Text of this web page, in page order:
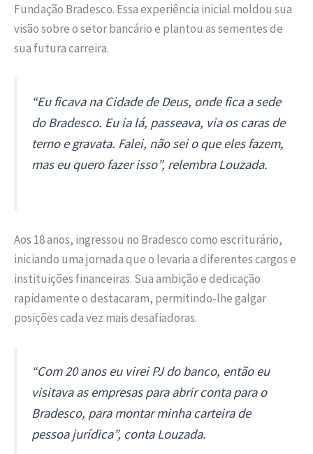
Fundação Bradesco. Essa experiência inicial moldou sua
visão sobre o setor bancário e plantou as sementes de
sua futura carreira.
“Eu ficava na Cidade de Deus, onde fica a sede
do Bradesco. Eu ia lá, passeava, via os caras de
terno e gravata. Falei, não sei o que eles fazem,
mas eu quero fazer isso”, relembra Louzada.
Aos 18 anos, ingressou no Bradesco como escriturário,
iniciando uma jornada que o levaria a diferentes cargos e
instituições financeiras. Sua ambição e dedicação
rapidamente o destacaram, permitindo-lhe galgar
posições cada vez mais desafiadoras.
“Com 20 anos eu virei PJ do banco, então eu
visitava as empresas para abrir conta para o
Bradesco, para montar minha carteira de
pessoa jurídica”, conta Louzada.